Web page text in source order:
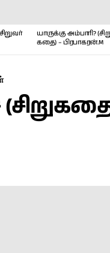
யாருக்கு அம்பாரி?
கதை) – பிரபாகரன்.M